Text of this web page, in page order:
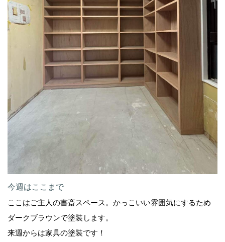
今週はここまで
ここはご主人の書斎スペース。かっこいい雰囲気にするため
ダークブラウンで塗装します。
来週からは家具の塗装です！